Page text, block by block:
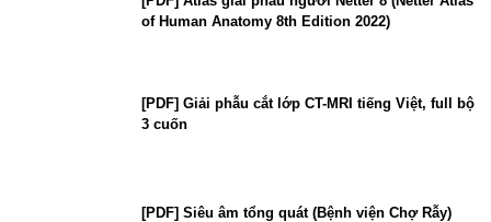
of Human Anatomy 8th Edition 2022)
[PDF] Giải phẫu cắt lớp CT-MRI tiếng Việt, full bộ
3 cuốn
[PDF] Siêu âm tổng quát (Bệnh viện Chợ Rẫy)